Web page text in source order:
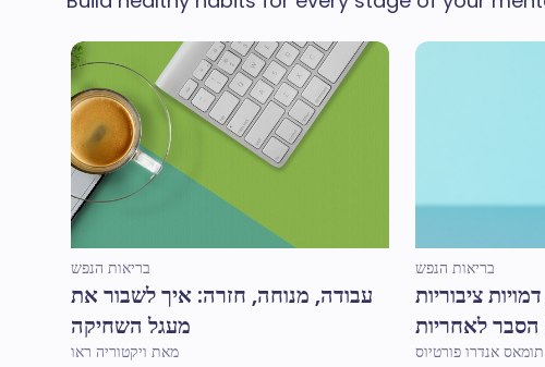
בריאות הנפש
עבודה, מנוחה, חזרה: איך לשבור את
מעגל השחיקה
מאת ויקטוריה ראו
בריאות הנפש
ציבוריות
הסבר לאחריות